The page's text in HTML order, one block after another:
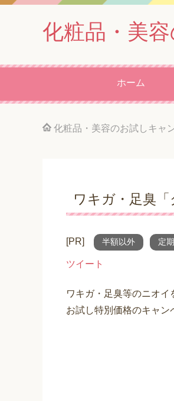
化粧品・美
ホーム
化粧品・美容のお試しキャ
ワキガ・足臭
[PR] 半額以外 定
ツイート
ワキガ・足臭等のニオ
お試し特別価格のキャン